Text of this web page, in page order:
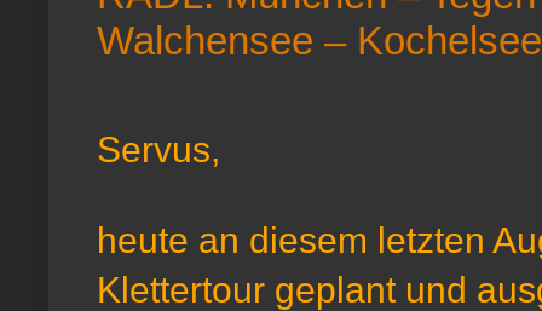
Walchensee –
Servus,
heute an diesem letzten
Klettertour geplant und